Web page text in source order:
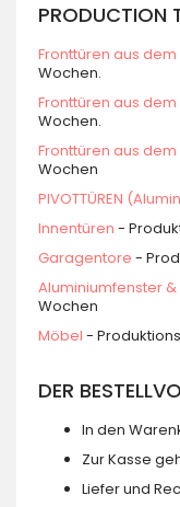
PRODUCTION
Fronttüren aus dem
Wochen.
Fronttüren aus dem
Wochen.
Fronttüren aus
Wochen
PIVOTTÜREN
Innentüren -
Garagentore -
Aluminiumfenster
Wochen
Möbel -
DER
In den
Zur Kasse
Liefer und